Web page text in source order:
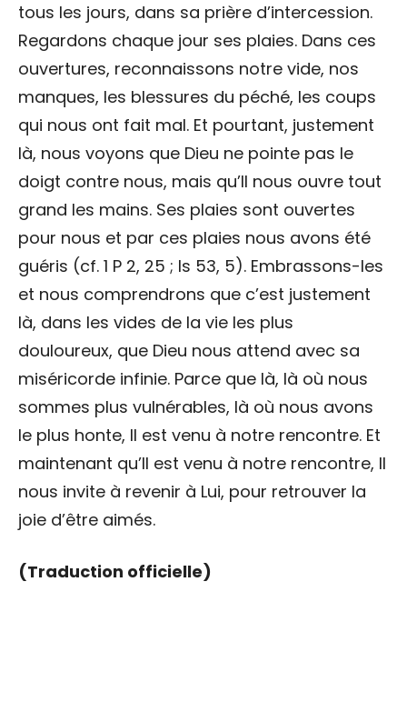
tous les jours, dans sa prière d’intercession.
Regardons chaque jour ses plaies. Dans ces
ouvertures, reconnaissons notre vide, nos
manques, les blessures du péché, les coups
qui nous ont fait mal. Et pourtant, justement
là, nous voyons que Dieu ne pointe pas le
doigt contre nous, mais qu’Il nous ouvre tout
grand les mains. Ses plaies sont ouvertes
pour nous et par ces plaies nous avons été
guéris (cf. 1 P 2, 25 ; Is 53, 5). Embrassons-les
et nous comprendrons que c’est justement
là, dans les vides de la vie les plus
douloureux, que Dieu nous attend avec sa
miséricorde infinie. Parce que là, là où nous
sommes plus vulnérables, là où nous avons
le plus honte, Il est venu à notre rencontre. Et
maintenant qu’Il est venu à notre rencontre, Il
nous invite à revenir à Lui, pour retrouver la
joie d’être aimés.
(Traduction officielle)